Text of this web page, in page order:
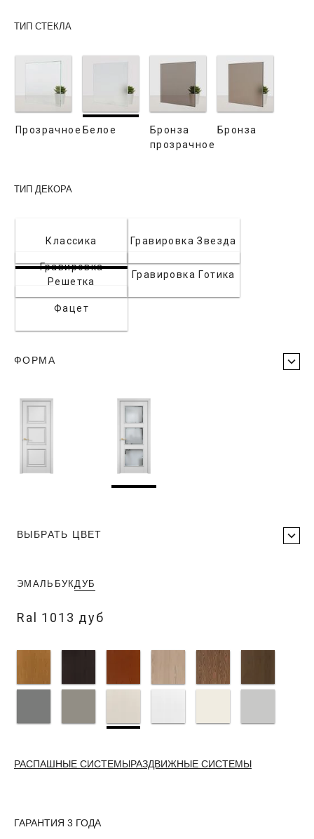
ТИП СТЕКЛА
Прозрачное Белое
Бронза
прозрачное
Бронза
ТИП ДЕКОРА
Классика Гравировка Звезда
Гравировка
Решетка
Гравировка Готика
Фацет
ФОРМА
ВЫБРАТЬ ЦВЕТ
ЭМАЛЬ БУК ДУБ
Ral 1013 дуб
РАСПАШНЫЕ СИСТЕМЫРАЗДВИЖНЫЕ СИСТЕМЫ
ГАРАНТИЯ 3 ГОДА